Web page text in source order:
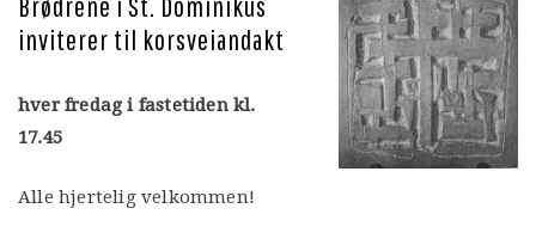
inviterer til korsveiandakt
hver fredag i fastetiden kl.
17.45
Alle hjertelig velkommen!